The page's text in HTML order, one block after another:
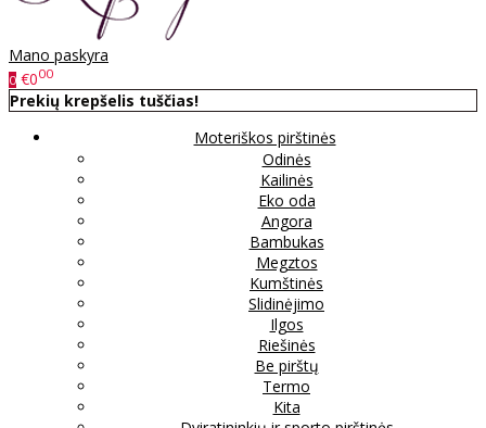
Mano paskyra
0 €000
Prekių krepšelis tuščias!
Moteriškos pirštinės
Odinės
Kailinės
Eko oda
Angora
Bambukas
Megztos
Kumštinės
Slidinėjimo
Ilgos
Riešinės
Be pirštų
Termo
Kita